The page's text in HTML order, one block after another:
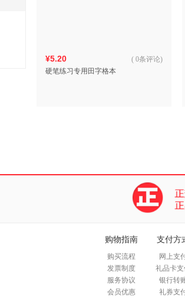
¥5.20
硬笔练习专用田字格本
( 0条评论)
购物指南
购买流程
发票制度
服务协议
会员优惠
支付方
网上支
礼品卡
银行转
礼券支